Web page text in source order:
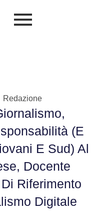
Redazione
(e
E Sud) Al
Docente
Riferimento
Digitale